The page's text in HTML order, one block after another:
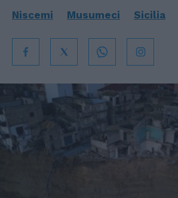
Niscemi Musumeci Sicilia